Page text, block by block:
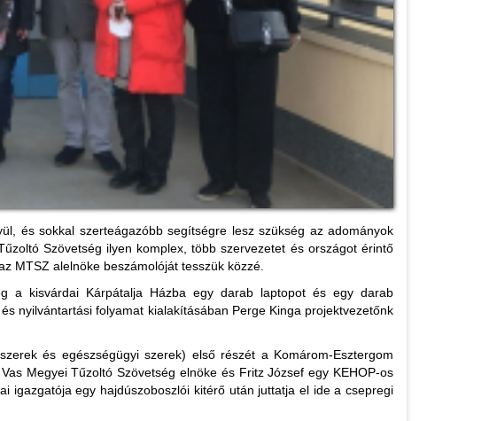
és sokkal szerteágazóbb segítségre lesz szükség az adományok
Szövetség ilyen komplex, több szervezetet és országot érintő
MTSZ alelnöke beszámolóját tesszük közzé.
a kisvárdai Kárpátalja Házba egy darab laptopot és egy darab
nyilvántartási folyamat kialakításában Perge Kinga projektvezetőnk
és egészségügyi szerek) első részét a Komárom-Esztergom
Megyei Tűzoltó Szövetség elnöke és Fritz József egy KEHOP-os
igazgatója egy hajdúszoboszlói kitérő után juttatja el ide a csepregi